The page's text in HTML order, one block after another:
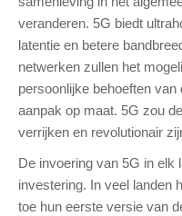
veranderen. 5G biedt
latentie en betere
netwerken zullen het
persoonlijke behoeften
aanpak op maat. 5G zou
verrijken en revolutionair
De invoering van 5G in elk
investering. In veel landen
toe hun eerste versie van